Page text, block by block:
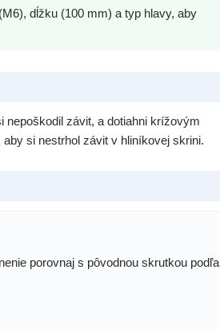
dĺžku (100 mm) a typ hlavy, aby
závit, a dotiahni krížovým
si nestrhol závit v hliníkovej skrini.
porovnaj s pôvodnou skrutkou podľa